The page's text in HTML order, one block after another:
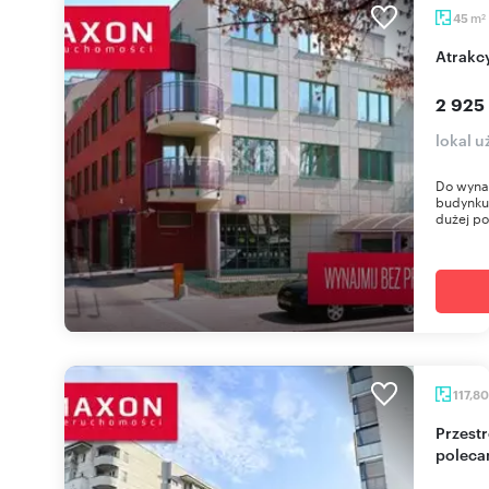
45 m2
2 925
lokal
Do
dużej
Przestronny lokal 118 m² na Mokotowie -